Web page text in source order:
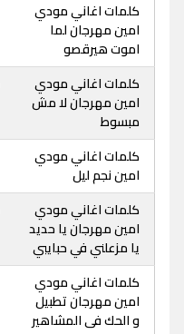
كلمات اغاني مودي
امين مهرجان لما
اموت هيرقصو
كلمات اغاني مودي
امين مهرجان لا مش
مبسوط
كلمات اغاني مودي
امين نجم ليل
كلمات اغاني مودي
امين مهرجان يا حديد
يا مزعلني في حبايبي
كلمات اغاني مودي
امين مهرجان تطبيل
و الحك فى المشاهير